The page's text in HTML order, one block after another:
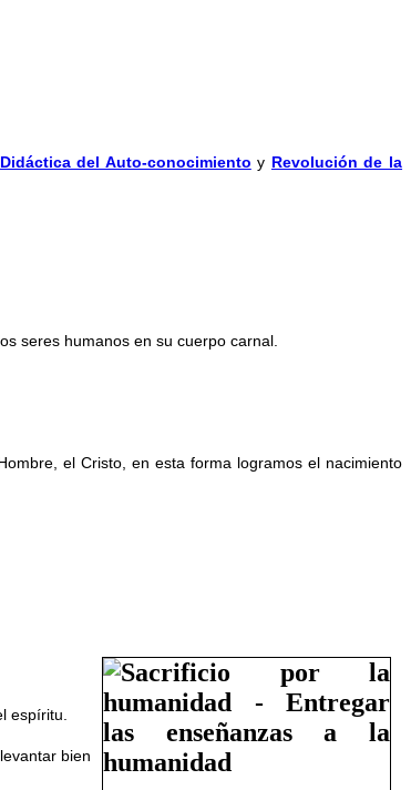
Didáctica del Auto-conocimiento y Revolución de la
seres humanos en su cuerpo carnal.
el Cristo, en esta forma logramos el nacimiento
espíritu.
bien